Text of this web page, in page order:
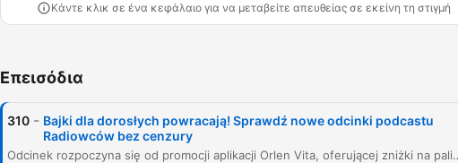
Κάντε κλικ σε ένα κεφάλαιο για να μεταβείτε απευθείας σε εκείνη τη στιγμή
Orlen Vita.
00:00:16 · Informacja o szczegółach promocji paliwowej i
Επεισόδια
310 - Bajki dla dorosłych powracają! Sprawdź nowe odcinki podcastu
Radiowców bez cenzury
Odcinek rozpoczyna się od promocji aplikacji Orlen Vita, oferującej zniżki na paliwo oraz produkty spożywcze podczas wakacyjnych weekendów. Następnie następuje